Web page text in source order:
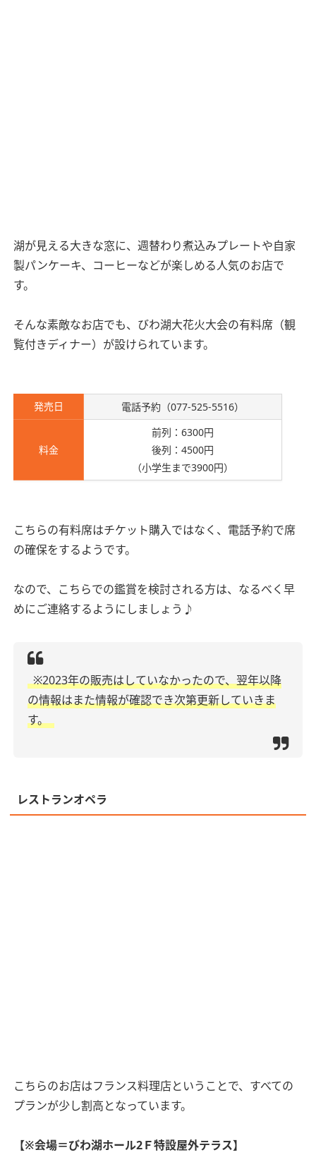
湖が見える大きな窓に、週替わり煮込みプレートや自家
製パンケーキ、コーヒーなどが楽しめる人気のお店で
す。
そんな素敵なお店でも、びわ湖大花火大会の有料席（観
覧付きディナー）が設けられています。
発売日 電話予約（077-525-5516）
料金
前列：6300円
後列：4500円
（小学生まで3900円）
こちらの有料席はチケット購入ではなく、電話予約で席
の確保をするようです。
なので、こちらでの鑑賞を検討される方は、なるべく早
めにご連絡するようにしましょう♪
※2023年の販売はしていなかったので、翌年以降
の情報はまた情報が確認でき次第更新していきま
す。
レストランオペラ
こちらのお店はフランス料理店ということで、すべての
プランが少し割高となっています。
【※会場＝びわ湖ホール2Ｆ特設屋外テラス】